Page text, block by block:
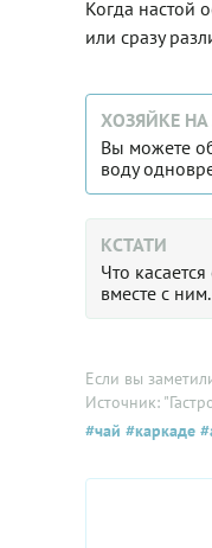
Когда настой
или сразу
ХОЗЯЙКЕ
Вы можете
воду
КСТАТИ
Что
вместе с
Если вы
Источник:
#чай #каркаде